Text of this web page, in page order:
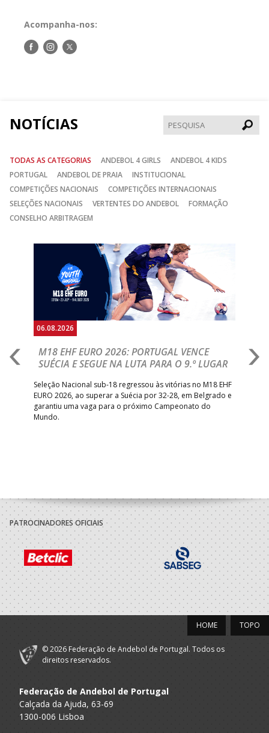
Acompanha-nos:
Siga-Siga-Siga-
NOTÍCIAS
TODAS AS CATEGORIAS ANDEBOL 4 GIRLS
ANDEBOL 4 KIDS
PORTUGAL
ANDEBOL DE PRAIA
INSTITUCIONAL
COMPETIÇÕES NACIONAIS
COMPETIÇÕES INTERNACIONAIS
SELEÇÕES NACIONAIS
VERTENTES DO ANDEBOL
FORMAÇÃO
CONSELHO ARBITRAGEM
06.08.2026
M18 EHF EURO 2026: PORTUGAL VENCE
SUÉCIA E SEGUE NA LUTA PARA O 9.º LUGAR
Seleção Nacional sub-18 regressou às vitórias no M18 EHF
EURO 2026, ao superar a Suécia por 32-28, em Belgrado e
garantiu uma vaga para o próximo Campeonato do
Mundo.
PATROCINADORES OFICIAIS
TOPO
HOME
© 2026 Federação de Andebol de Portugal. Todos os
direitos reservados.
Federação de Andebol de Portugal
Calçada da Ajuda, 63-69
1300-006 Lisboa